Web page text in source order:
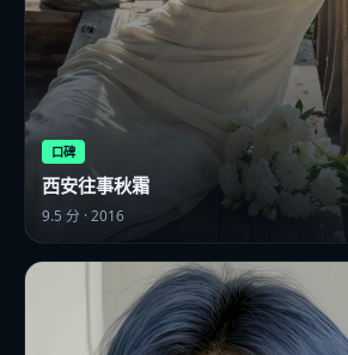
口碑
西安往事秋霜
9.5 分 · 2016